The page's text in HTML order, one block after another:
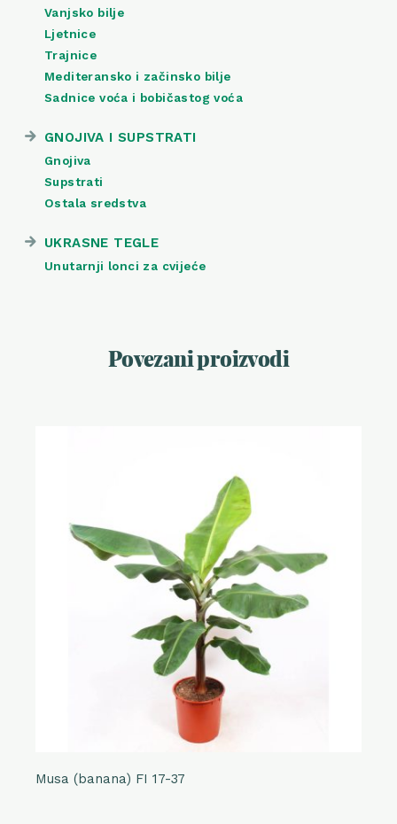
Vanjsko bilje
Ljetnice
Trajnice
Mediteransko i začinsko bilje
Sadnice voća i bobičastog voća
GNOJIVA I SUPSTRATI
Gnojiva
Supstrati
Ostala sredstva
UKRASNE TEGLE
Unutarnji lonci za cvijeće
Povezani proizvodi
Musa (banana) FI 17-37